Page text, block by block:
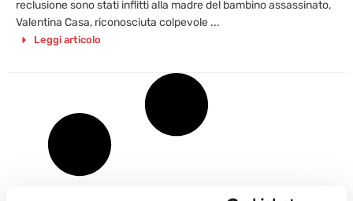
reclusione sono stati inflitti alla madre del bambino assassinato,
Valentina Casa, riconosciuta colpevole ...
Leggi articolo